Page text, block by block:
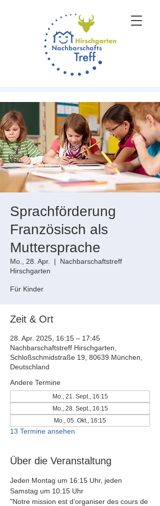
Sprachförderung
Französisch als
Muttersprache
Mo., 28. Apr.
  |
Nachbarschaftstreff
Hirschgarten
Für Kinder
Zeit & Ort
28. Apr. 2025, 16:15 – 17:45
Nachbarschaftstreff Hirschgarten,
Schloßschmidstraße 19, 80639 München,
Deutschland
Andere Termine
Mo., 21. Sept., 16:15
Mo., 28. Sept., 16:15
Mo., 05. Okt., 16:15
13 Termine ansehen
Über die Veranstaltung
Jeden Montag um 16:15 Uhr, jeden
Samstag um 10:15 Uhr
"Notre mission est d’organiser des cours de